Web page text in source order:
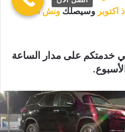
وسيصلكونش انقاذ
خدمتكم على مدار الساعة